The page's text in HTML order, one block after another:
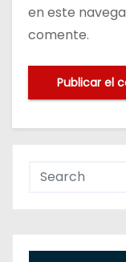
en este
comente.